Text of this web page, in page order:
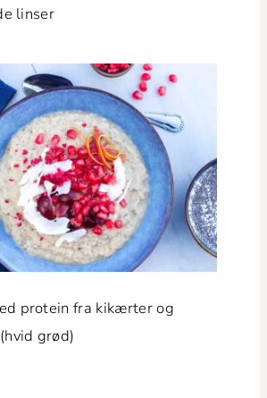
linser
pro­tein fra kikærter og
grød)